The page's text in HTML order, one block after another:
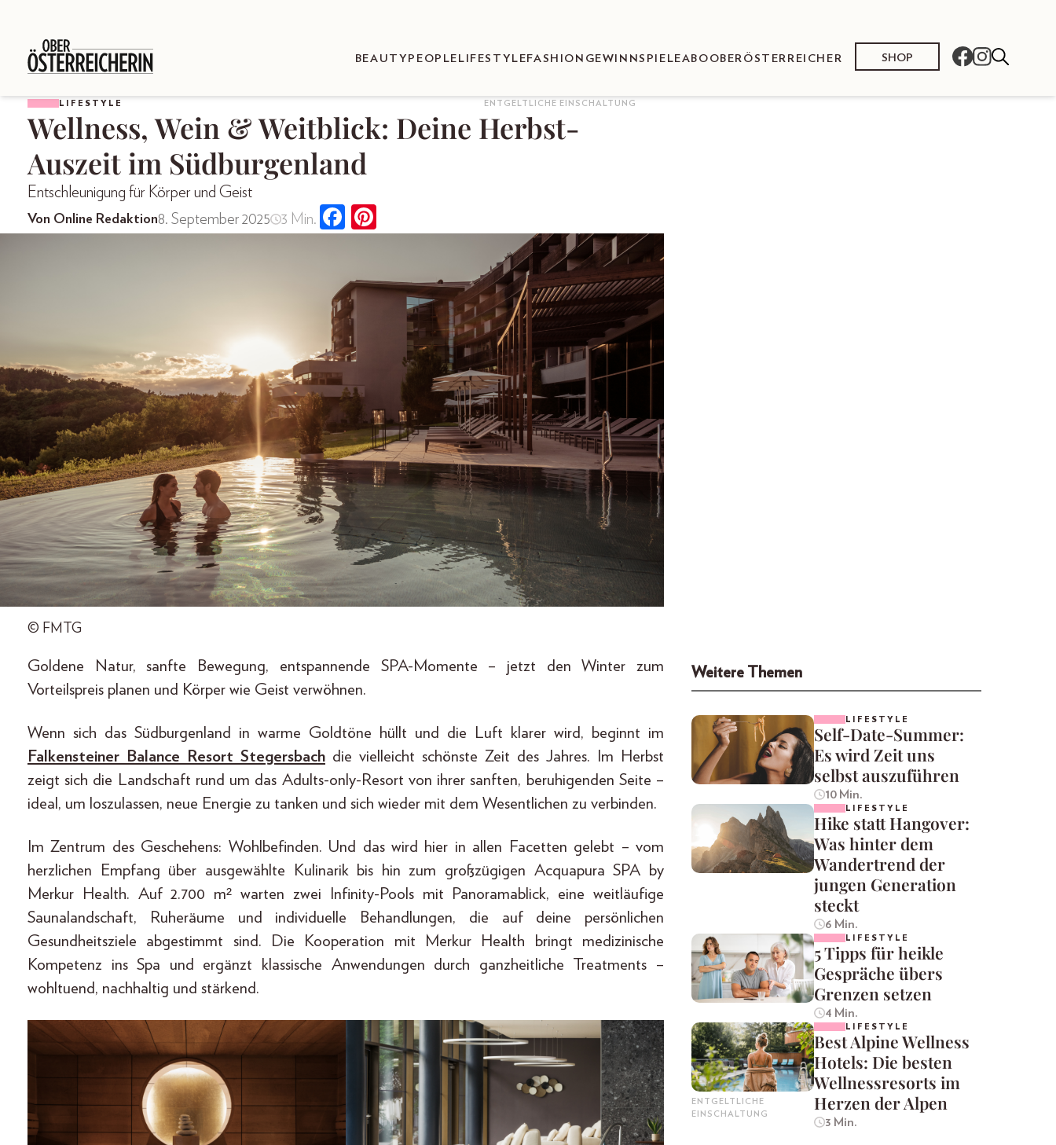
BEAUTY PEOPLE LIFESTYLEFASHION GEWINNSPIELEABO OBERÖSTERREICHER SHOP
LIFESTYLE ENTGELTLICHE EINSCHALTUNG
Wellness, Wein & Weitblick: Deine Herbst-
Auszeit im Südburgenland
Entschleunigung für Körper und Geist
Von Online Redaktion8. September 2025 3 Min.
© FMTG
Goldene Natur, sanfte Bewegung, entspannende SPA-Momente – jetzt den Winter zum
Vorteilspreis planen und Körper wie Geist verwöhnen.
Wenn sich das Südburgenland in warme Goldtöne hüllt und die Luft klarer wird, beginnt im
Falkensteiner Balance Resort Stegersbach die vielleicht schönste Zeit des Jahres. Im Herbst
zeigt sich die Landschaft rund um das Adults-only-Resort von ihrer sanften, beruhigenden Seite –
ideal, um loszulassen, neue Energie zu tanken und sich wieder mit dem Wesentlichen zu verbinden.
Im Zentrum des Geschehens: Wohlbefinden. Und das wird hier in allen Facetten gelebt – vom
herzlichen Empfang über ausgewählte Kulinarik bis hin zum großzügigen Acquapura SPA by
Merkur Health. Auf 2.700 m² warten zwei Infinity-Pools mit Panoramablick, eine weitläufige
Saunalandschaft, Ruheräume und individuelle Behandlungen, die auf deine persönlichen
Gesundheitsziele abgestimmt sind. Die Kooperation mit Merkur Health bringt medizinische
Kompetenz ins Spa und ergänzt klassische Anwendungen durch ganzheitliche Treatments –
wohltuend, nachhaltig und stärkend.
Weitere Themen
LIFESTYLE
Self-Date-Summer:
Es wird Zeit uns
selbst auszuführen
10 Min.
LIFESTYLE
Hike statt Hangover:
Was hinter dem
Wandertrend der
jungen Generation
steckt
6 Min.
LIFESTYLE
5 Tipps für heikle
Gespräche übers
Grenzen setzen
4 Min.
ENTGELTLICHE
EINSCHALTUNG
LIFESTYLE
Best Alpine Wellness
Hotels: Die besten
Wellnessresorts im
Herzen der Alpen
3 Min.